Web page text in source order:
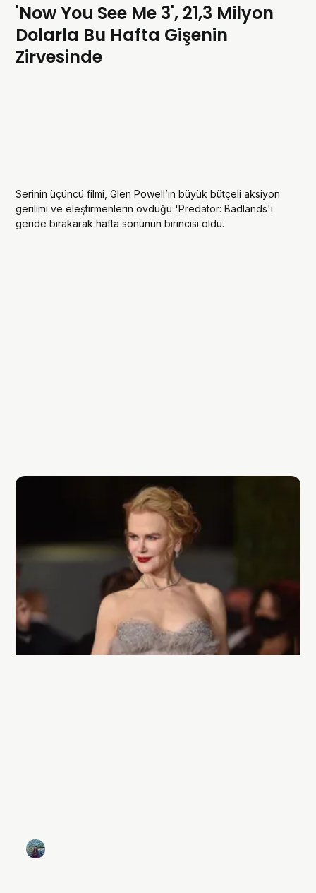
'Now You See Me 3', 21,3 Milyon
Dolarla Bu Hafta Gişenin
Zirvesinde
Serinin üçüncü filmi, Glen Powell’ın büyük bütçeli aksiyon
gerilimi ve eleştirmenlerin övdüğü 'Predator: Badlands'i
geride bırakarak hafta sonunun birincisi oldu.